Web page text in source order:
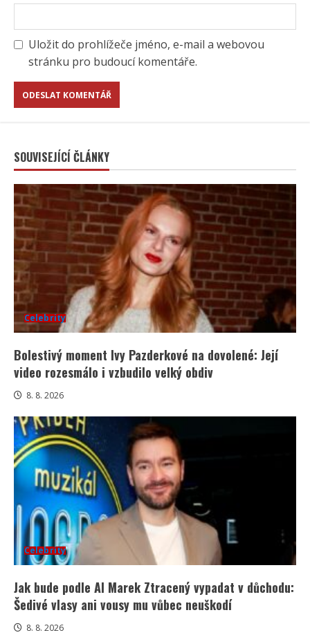
Uložit do prohlížeče jméno, e-mail a webovou
stránku pro budoucí komentáře.
SOUVISEJÍCÍ ČLÁNKY
Celebrity
Bolestivý moment Ivy Pazderkové na dovolené: Její
video rozesmálo i vzbudilo velký obdiv
8. 8. 2026
Celebrity
Jak bude podle AI Marek Ztracený vypadat v důchodu:
Šedivé vlasy ani vousy mu vůbec neuškodí
8. 8. 2026